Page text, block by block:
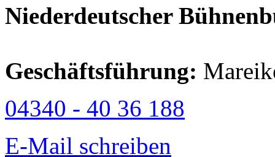
Niederdeutscher
Geschäftsführung:
04340 - 40 36 188
E-Mail schreiben